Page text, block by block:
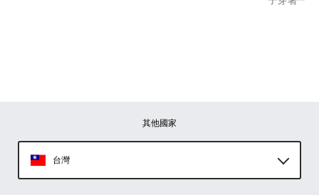
其他國家
台灣